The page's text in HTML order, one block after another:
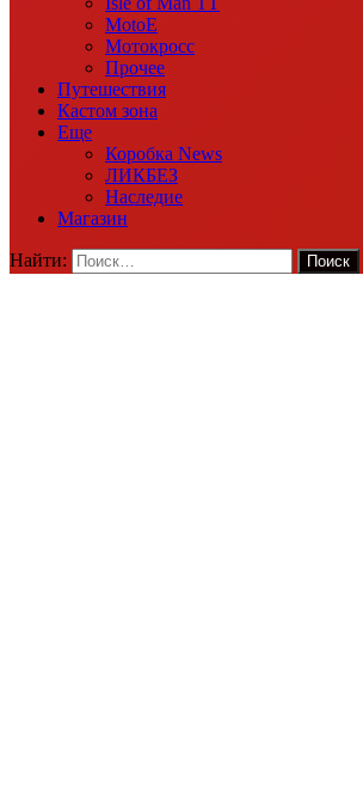
MotoE
Мотокросс
Прочее
Путешествия
Кастом зона
Еще
Коробка News
ЛИКБЕЗ
Наследие
Магазин
Найти: